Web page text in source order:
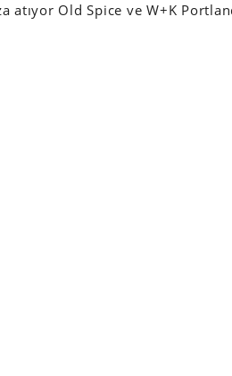
atıyor Old Spice ve W+K